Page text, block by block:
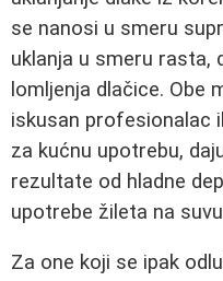
se nanosi u smeru
uklanja u smeru rasta,
lomljenja dlačice. Obe
iskusan profesionalac
za kućnu upotrebu,
rezultate od hladne
upotrebe žileta na
Za one koji se ipak